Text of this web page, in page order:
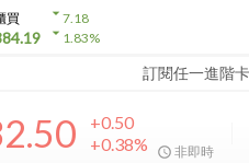
買 arrow_drop_down7.18
arrow_drop_down1.83%
訂閱任一進階
+0.50
+0.38%
非即時